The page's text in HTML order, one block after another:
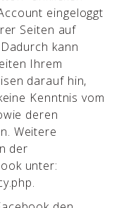
eingeloggt
Seiten auf
kann
Ihrem
darauf hin,
Kenntnis vom
deren
Weitere
der
unter: